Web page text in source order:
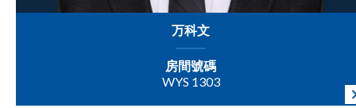
万科文
房間號碼
WYS 1303